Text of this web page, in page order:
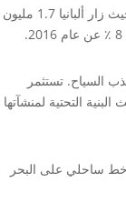
تشهد صناعة السياحة في ألبانيا انخفاضًا طويل الأمد ، حيث زار ألبانيا 1.7 مليون
السياح. تستثمر
التحتية لمنشآتها
خط ساحلي على البحر